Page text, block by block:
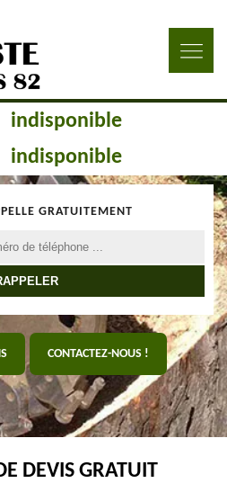
indisponible
indisponible
GRATUITEMENT
CONTACTEZ-NOUS !
DEVIS GRATUIT